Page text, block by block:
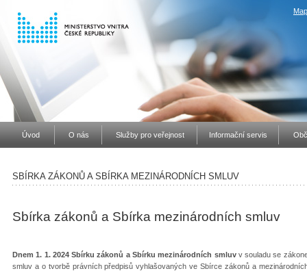
Úvod O nás Služby pro veřejnost Informační servis
SBÍRKA ZÁKONŮ A SBÍRKA MEZINÁRODNÍCH SMLUV
Sbírka zákonů a Sbírka mezinárodních smluv
Dnem 1. 1. 2024 Sbírku zákonů a Sbírku mezinárodních smluvv souladu se
smluv a o tvorbě právních předpisů vyhlašovaných ve Sbírce zákonů a